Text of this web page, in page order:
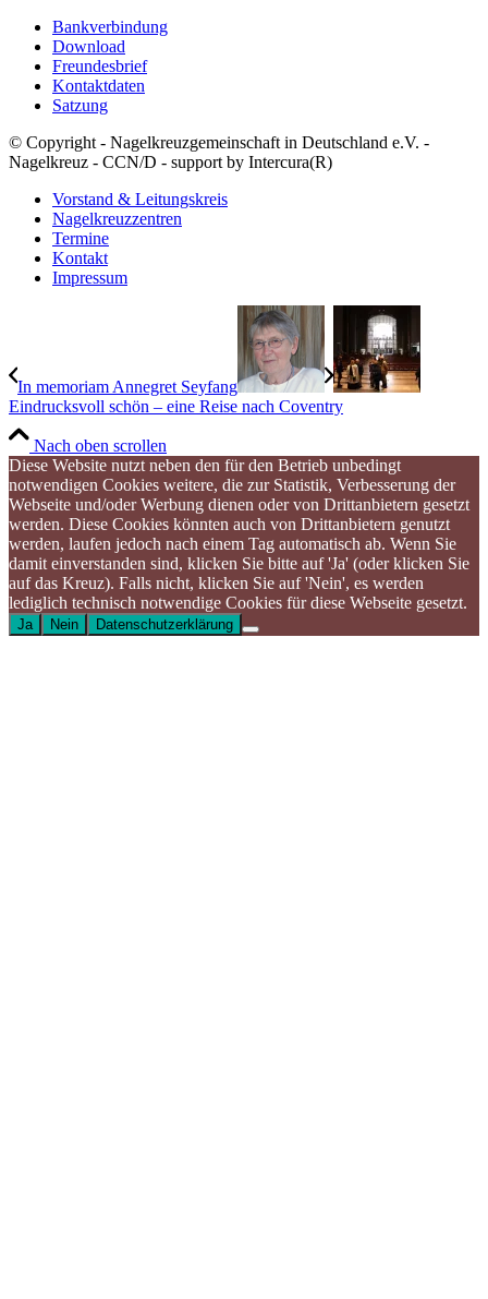
Bankverbindung
Download
Freundesbrief
Kontaktdaten
Satzung
© Copyright - Nagelkreuzgemeinschaft in Deutschland e.V. -
Nagelkreuz - CCN/D - support by Intercura(R)
Vorstand & Leitungskreis
Nagelkreuzzentren
Termine
Kontakt
Impressum
In memoriam Annegret Seyfang
Eindrucksvoll schön – eine Reise nach Coventry
Nach oben scrollen
Diese Website nutzt neben den für den Betrieb unbedingt
notwendigen Cookies weitere, die zur Statistik, Verbesserung der
Webseite und/oder Werbung dienen oder von Drittanbietern gesetzt
werden. Diese Cookies könnten auch von Drittanbietern genutzt
werden, laufen jedoch nach einem Tag automatisch ab. Wenn Sie
damit einverstanden sind, klicken Sie bitte auf 'Ja' (oder klicken Sie
auf das Kreuz). Falls nicht, klicken Sie auf 'Nein', es werden
lediglich technisch notwendige Cookies für diese Webseite gesetzt.
Ja Nein Datenschutzerklärung